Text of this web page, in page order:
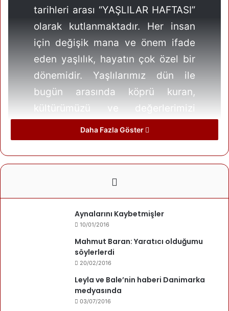
tarihleri arası “YAŞLILAR HAFTASI”
olarak kutlanmaktadır. Her insan
için değişik mana ve önem ifade
eden yaşlılık, hayatın çok özel bir
dönemidir. Yaşlılarımız dün ile
bugün arasında köprü kuran,
kültürümüzü ve değerlerimizi
yarınlara taşımamızı sağlayan en
değerli varlıklarımızdır. Yaşlılık
dönemi itibar gerektirmektedir bu
yaşama bağlı kılınmaları gerekir.
Tabiki bu yazi yazmamdaki asl
amac yaslilarimizi ozellikle
Kusca`daki ve bize komsu olan
koylerdeki yaslilarida
Daha Fazla Göster
Aynalarını Kaybetmişler
10/01/2016
Mahmut Baran: Yaratıcı olduğumu
söylerlerdi
20/02/2016
Leyla ve Bale’nin haberi Danimarka
medyasında
03/07/2016